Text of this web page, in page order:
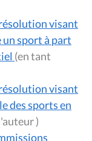
visant
sport à part
(en tant
visant
des sports en
(en tant qu'auteur )